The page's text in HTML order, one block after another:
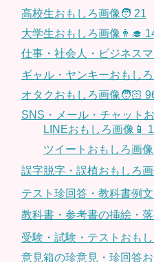
高校生おもしろ画像🧑 21
大学生おもしろ画像👨‍🎓
仕事・社会人・ビジネス
ギャル・ヤンキーおもしろ
オタクおもしろ画像🧑🏻
SNS・メール・チャット
LINEおもしろ画像📱
ツイートおもしろ画
誤字脱字・誤植おもしろ
テスト珍回答・教科書例
教科書・参考書の挿絵・
受験・試験・テストおも
意見箱の珍意見・珍回答